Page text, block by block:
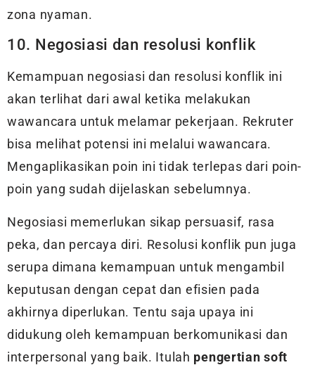
zona nyaman.
10. Negosiasi dan resolusi konflik
Kemampuan negosiasi dan resolusi konflik ini
akan terlihat dari awal ketika melakukan
wawancara untuk melamar pekerjaan. Rekruter
bisa melihat potensi ini melalui wawancara.
Mengaplikasikan poin ini tidak terlepas dari poin-
poin yang sudah dijelaskan sebelumnya.
Negosiasi memerlukan sikap persuasif, rasa
peka, dan percaya diri. Resolusi konflik pun juga
serupa dimana kemampuan untuk mengambil
keputusan dengan cepat dan efisien pada
akhirnya diperlukan. Tentu saja upaya ini
didukung oleh kemampuan berkomunikasi dan
interpersonal yang baik. Itulah pengertian soft